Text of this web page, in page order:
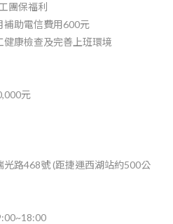
團保福利
補助電信費用600元
康檢查及完善上班環境
元
光路468號(距捷運西湖站約500公